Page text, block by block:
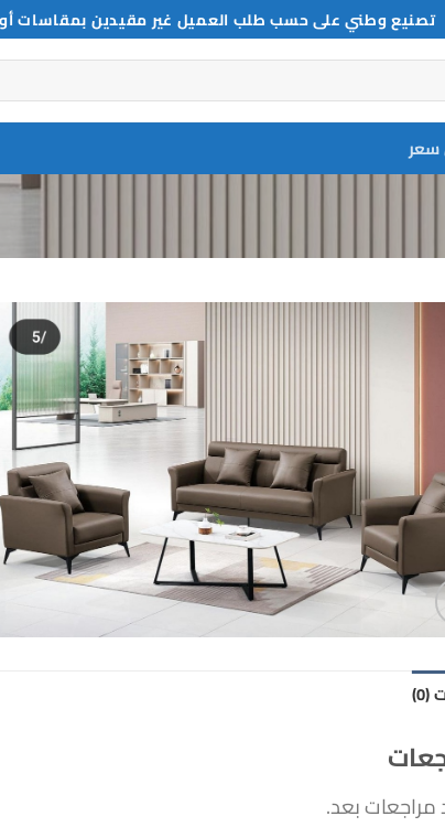
تصنيع وطني على حسب طلب العميل غير مقيدين بمقاسات أو
مراجعات بعد.